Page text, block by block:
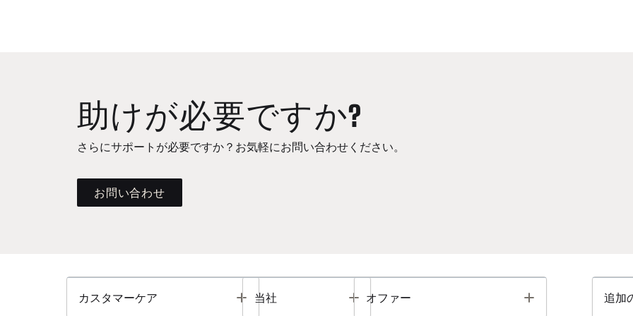
助けが必要ですか?
さらにサポートが必要ですか？お気軽にお問い合わせください。
お問い合わせ
カスタマーケア Toggle
当社 Toggle
オファー Toggle 追加